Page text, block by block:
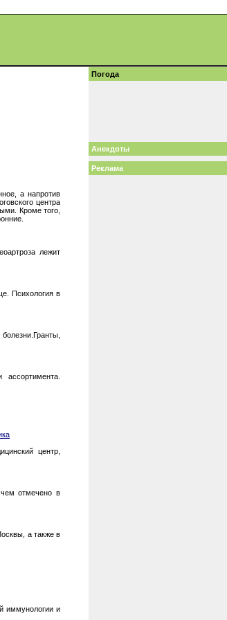
а напротив
центра
Кроме того,
лежит
Психология в
центр,
отмечено в
а также в
иммунологии и
Погода
Анекдоты
Реклама